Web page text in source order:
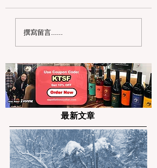
加州野区露营必读：如
撰寫留言......
最新文章